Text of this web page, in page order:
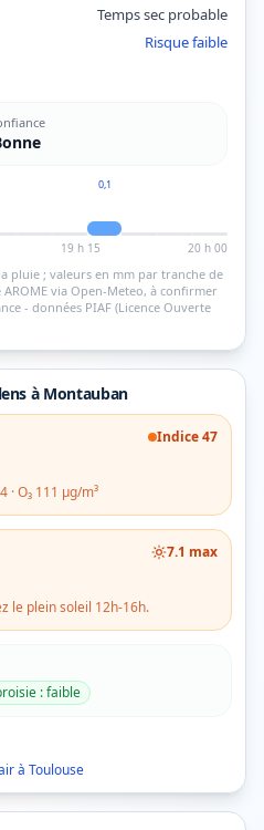
Temps sec probable
Risque faible
0,1
19 h 15 20 h 00
pluie ; valeurs en mm par tranche de
via Open-Meteo, à confirmer
- données PIAF (Licence Ouverte
à Montauban
Indice47
· O₃ 111 µg/m³
7.1 max
le plein soleil 12h-16h.
:faible
à Toulouse